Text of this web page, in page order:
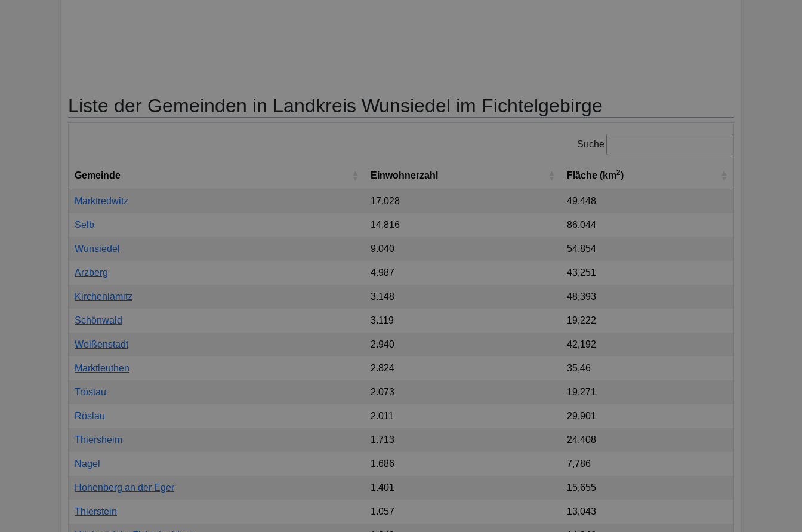
Liste der Gemeinden in Landkreis Wunsiedel im Fichtelgebirge
Suche
Gemeinde Einwohnerzahl Fläche (km2)
Marktredwitz 17.028 49,448
Selb 14.816 86,044
Wunsiedel 9.040 54,854
Arzberg 4.987 43,251
Kirchenlamitz 3.148 48,393
Schönwald 3.119 19,222
Weißenstadt 2.940 42,192
Marktleuthen 2.824 35,46
Tröstau 2.073 19,271
Röslau 2.011 29,901
Thiersheim 1.713 24,408
Nagel 1.686 7,786
Hohenberg an der Eger 1.401 15,655
Thierstein 1.057 13,043